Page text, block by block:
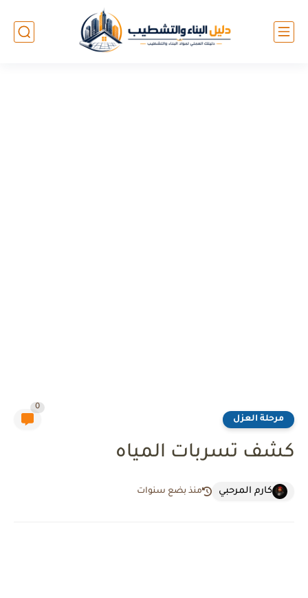
مرحلة العزل
0
كشف تسربات المياه
كارم المرحبي منذ بضع سنوات